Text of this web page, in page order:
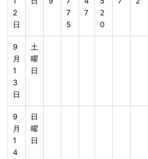
2
日
7
5
7
2
0
9
月
1
3
日
土
曜
日
9
月
1
4
日
曜
日